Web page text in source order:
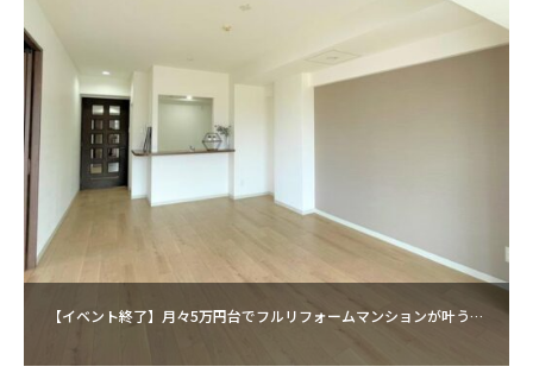
【イベント終了】月々5万円台でフルリフォームマンションが叶う…